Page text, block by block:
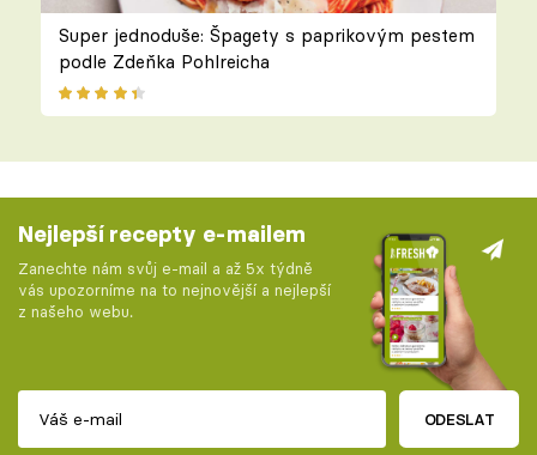
Super jednoduše: Špagety s paprikovým pestem
podle Zdeňka Pohlreicha
Nejlepší recepty e-mailem
Zanechte nám svůj e-mail a až 5x týdně
vás upozorníme na to nejnovější a nejlepší
z našeho webu.
ODESLAT